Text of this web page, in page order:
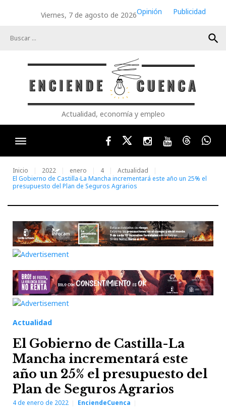
Viernes, 7 de agosto de 2026Opinión
Publicidad
search
Actualidad, economía y empleo
FacebookTwitterInstagram
YoutubeThreads
Inicio 2022 enero 4
Actualidad
El Gobierno de Castilla-La Mancha incrementará este año un 25% el
presupuesto del Plan de Seguros Agrarios
Actualidad
El Gobierno de Castilla-La
Mancha incrementará este
año un 25% el presupuesto del
Plan de Seguros Agrarios
4 de enero de 2022 EnciendeCuenca